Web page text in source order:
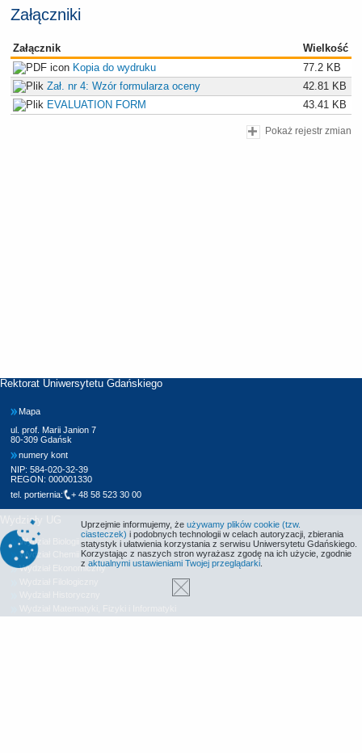
Załączniki
Załącznik
Wielkość
Kopia do wydruku
77.2 KB
Zał. nr 4: Wzór formularza oceny
42.81 KB
EVALUATION FORM
43.41 KB
Pokaż rejestr zmian
Rektorat Uniwersytetu Gdańskiego
Mapa
ul. prof. Marii Janion 7
80-309 Gdańsk
numery kont
NIP: 584-020-32-39
REGON: 000001330
tel. portiernia:
+ 48 58 523 30 00
Wydziały UG
Wydział Biologii
Wydział Chemii
Wydział Ekonomiczny
Uprzejmie informujemy, że używamy plików cookie (tzw.
ciasteczek) i podobnych technologii w celach autoryzacji, zbierania
statystyk i ułatwienia korzystania z serwisu Uniwersytetu Gdańskiego.
Korzystając z naszych stron wyrażasz zgodę na ich użycie, zgodnie
z aktualnymi ustawieniami Twojej przeglądarki